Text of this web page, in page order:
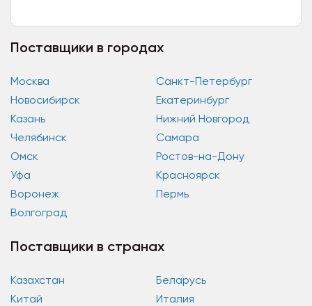
Аква в Республике...
Поставщики в городах
Москва
Санкт-Петербург
Новосибирск
Екатеринбург
Казань
Нижний Новгород
Челябинск
Самара
Омск
Ростов-на-Дону
Уфа
Красноярск
Воронеж
Пермь
Волгоград
Поставщики в странах
Казахстан
Беларусь
Китай
Италия